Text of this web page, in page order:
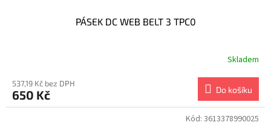
PÁSEK DC WEB BELT 3 TPC0
Skladem
537,19 Kč bez DPH
650 Kč Do košíku
Kód: 3613378990025